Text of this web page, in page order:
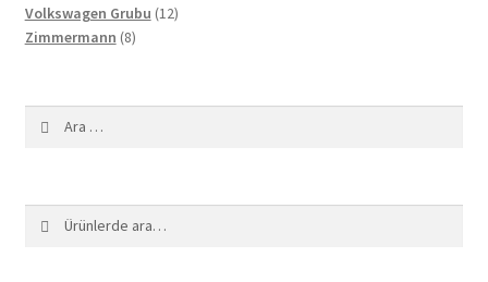
Volkswagen Grubu 1212
Zimmermann 88